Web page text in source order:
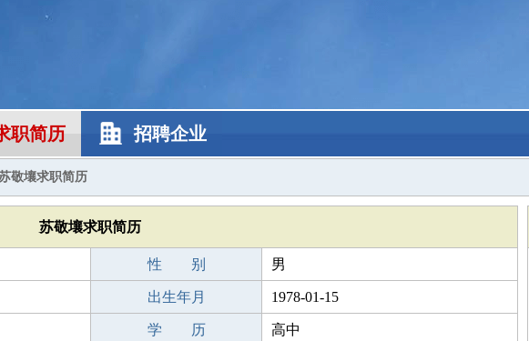
职简历 招聘企业
敬壤求职简历
苏敬壤求职简历
性 别 男
出生年月 1978-01-15
学 历 高中